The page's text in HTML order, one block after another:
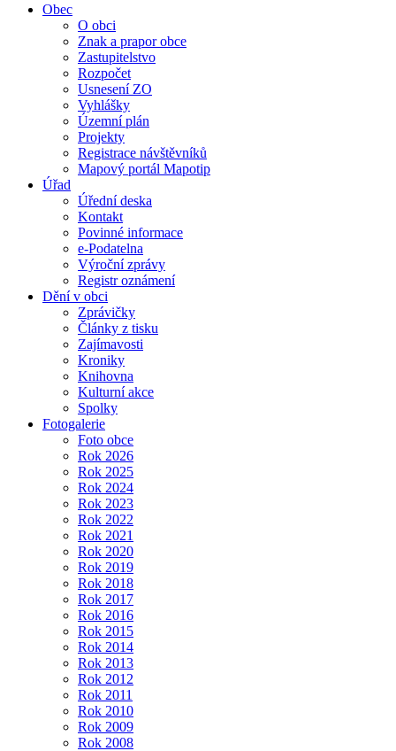
Obec
O obci
Znak a prapor obce
Zastupitelstvo
Rozpočet
Usnesení ZO
Vyhlášky
Územní plán
Projekty
Registrace návštěvníků
Mapový portál Mapotip
Úřad
Úřední deska
Kontakt
Povinné informace
e-Podatelna
Výroční zprávy
Registr oznámení
Dění v obci
Zprávičky
Články z tisku
Zajímavosti
Kroniky
Knihovna
Kulturní akce
Spolky
Fotogalerie
Foto obce
Rok 2026
Rok 2025
Rok 2024
Rok 2023
Rok 2022
Rok 2021
Rok 2020
Rok 2019
Rok 2018
Rok 2017
Rok 2016
Rok 2015
Rok 2014
Rok 2013
Rok 2012
Rok 2011
Rok 2010
Rok 2009
Rok 2008